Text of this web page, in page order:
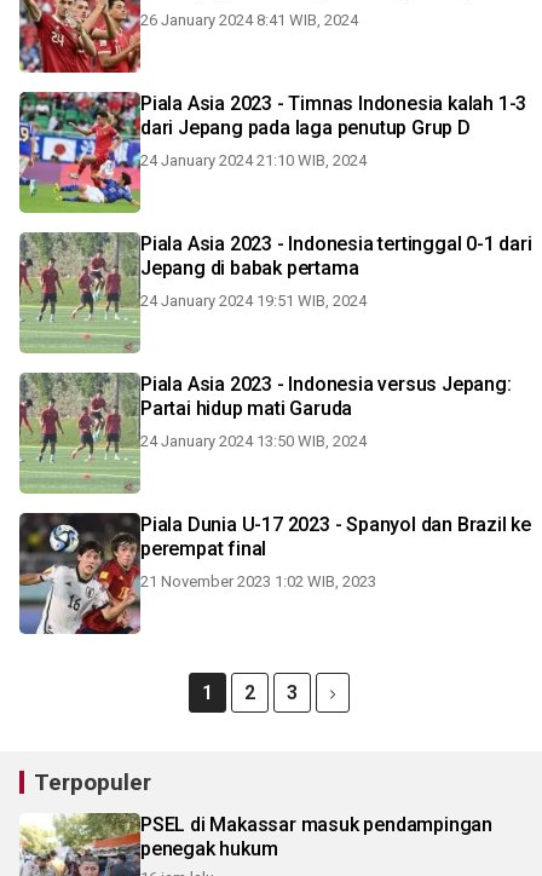
26 January 2024 8:41 WIB, 2024
Piala Asia 2023 - Timnas Indonesia kalah 1-3
dari Jepang pada laga penutup Grup D
24 January 2024 21:10 WIB, 2024
Piala Asia 2023 - Indonesia tertinggal 0-1 dari
Jepang di babak pertama
24 January 2024 19:51 WIB, 2024
Piala Asia 2023 - Indonesia versus Jepang:
Partai hidup mati Garuda
24 January 2024 13:50 WIB, 2024
Piala Dunia U-17 2023 - Spanyol dan Brazil ke
perempat final
21 November 2023 1:02 WIB, 2023
1 2 3
Terpopuler
PSEL di Makassar masuk pendampingan
penegak hukum